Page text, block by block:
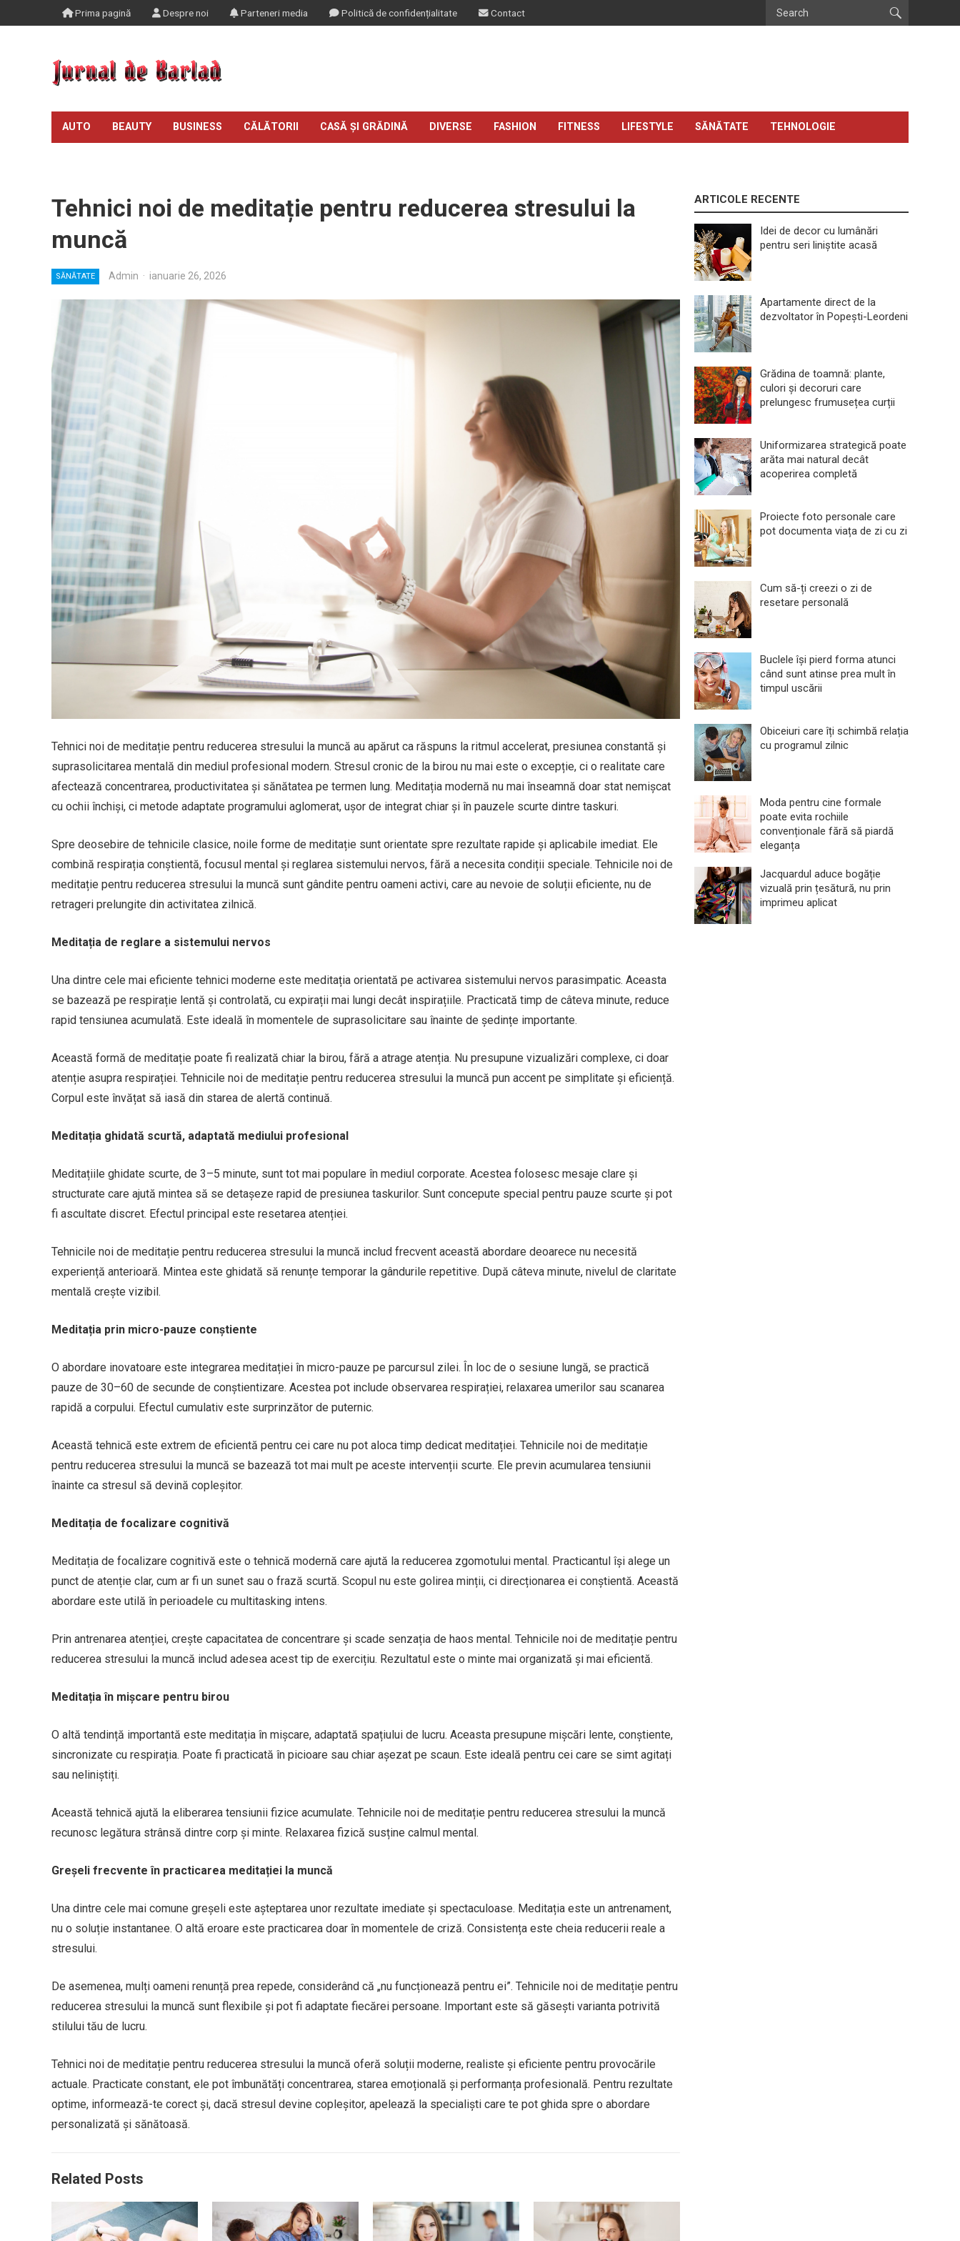
Prima pagină Despre noi Parteneri media Politică de confidențialitate Contact
AUTO BEAUTY BUSINESS CĂLĂTORII CASĂ ȘI GRĂDINĂ DIVERSE FASHION FITNESS LIFESTYLE SĂNĂTATE TEHNOLOGIE
Tehnici noi de meditație pentru reducerea stresului la
muncă
SĂNĂTATE Admin · ianuarie 26, 2026
Tehnici noi de meditație pentru reducerea stresului la muncă au apărut ca răspuns la ritmul accelerat, presiunea constantă și
suprasolicitarea mentală din mediul profesional modern. Stresul cronic de la birou nu mai este o excepție, ci o realitate care
afectează concentrarea, productivitatea și sănătatea pe termen lung. Meditația modernă nu mai înseamnă doar stat nemișcat
cu ochii închiși, ci metode adaptate programului aglomerat, ușor de integrat chiar și în pauzele scurte dintre taskuri.
Spre deosebire de tehnicile clasice, noile forme de meditație sunt orientate spre rezultate rapide și aplicabile imediat. Ele
combină respirația conștientă, focusul mental și reglarea sistemului nervos, fără a necesita condiții speciale. Tehnicile noi de
meditație pentru reducerea stresului la muncă sunt gândite pentru oameni activi, care au nevoie de soluții eficiente, nu de
retrageri prelungite din activitatea zilnică.
Meditația de reglare a sistemului nervos
Una dintre cele mai eficiente tehnici moderne este meditația orientată pe activarea sistemului nervos parasimpatic. Aceasta
se bazează pe respirație lentă și controlată, cu expirații mai lungi decât inspirațiile. Practicată timp de câteva minute, reduce
rapid tensiunea acumulată. Este ideală în momentele de suprasolicitare sau înainte de ședințe importante.
Această formă de meditație poate fi realizată chiar la birou, fără a atrage atenția. Nu presupune vizualizări complexe, ci doar
atenție asupra respirației. Tehnicile noi de meditație pentru reducerea stresului la muncă pun accent pe simplitate și eficiență.
Corpul este învățat să iasă din starea de alertă continuă.
Meditația ghidată scurtă, adaptată mediului profesional
Meditațiile ghidate scurte, de 3–5 minute, sunt tot mai populare în mediul corporate. Acestea folosesc mesaje clare și
structurate care ajută mintea să se detașeze rapid de presiunea taskurilor. Sunt concepute special pentru pauze scurte și pot
fi ascultate discret. Efectul principal este resetarea atenției.
Tehnicile noi de meditație pentru reducerea stresului la muncă includ frecvent această abordare deoarece nu necesită
experiență anterioară. Mintea este ghidată să renunțe temporar la gândurile repetitive. După câteva minute, nivelul de claritate
mentală crește vizibil.
Meditația prin micro-pauze conștiente
O abordare inovatoare este integrarea meditației în micro-pauze pe parcursul zilei. În loc de o sesiune lungă, se practică
pauze de 30–60 de secunde de conștientizare. Acestea pot include observarea respirației, relaxarea umerilor sau scanarea
rapidă a corpului. Efectul cumulativ este surprinzător de puternic.
Această tehnică este extrem de eficientă pentru cei care nu pot aloca timp dedicat meditației. Tehnicile noi de meditație
pentru reducerea stresului la muncă se bazează tot mai mult pe aceste intervenții scurte. Ele previn acumularea tensiunii
înainte ca stresul să devină copleșitor.
Meditația de focalizare cognitivă
Meditația de focalizare cognitivă este o tehnică modernă care ajută la reducerea zgomotului mental. Practicantul își alege un
punct de atenție clar, cum ar fi un sunet sau o frază scurtă. Scopul nu este golirea minții, ci direcționarea ei conștientă. Această
abordare este utilă în perioadele cu multitasking intens.
Prin antrenarea atenției, crește capacitatea de concentrare și scade senzația de haos mental. Tehnicile noi de meditație pentru
reducerea stresului la muncă includ adesea acest tip de exercițiu. Rezultatul este o minte mai organizată și mai eficientă.
Meditația în mișcare pentru birou
O altă tendință importantă este meditația în mișcare, adaptată spațiului de lucru. Aceasta presupune mișcări lente, conștiente,
sincronizate cu respirația. Poate fi practicată în picioare sau chiar așezat pe scaun. Este ideală pentru cei care se simt agitați
sau neliniștiți.
Această tehnică ajută la eliberarea tensiunii fizice acumulate. Tehnicile noi de meditație pentru reducerea stresului la muncă
recunosc legătura strânsă dintre corp și minte. Relaxarea fizică susține calmul mental.
Greșeli frecvente în practicarea meditației la muncă
Una dintre cele mai comune greșeli este așteptarea unor rezultate imediate și spectaculoase. Meditația este un antrenament,
nu o soluție instantanee. O altă eroare este practicarea doar în momentele de criză. Consistența este cheia reducerii reale a
stresului.
De asemenea, mulți oameni renunță prea repede, considerând că „nu funcționează pentru ei”. Tehnicile noi de meditație pentru
reducerea stresului la muncă sunt flexibile și pot fi adaptate fiecărei persoane. Important este să găsești varianta potrivită
stilului tău de lucru.
Tehnici noi de meditație pentru reducerea stresului la muncă oferă soluții moderne, realiste și eficiente pentru provocările
actuale. Practicate constant, ele pot îmbunătăți concentrarea, starea emoțională și performanța profesională. Pentru rezultate
optime, informează-te corect și, dacă stresul devine copleșitor, apelează la specialiști care te pot ghida spre o abordare
personalizată și sănătoasă.
Related Posts
ARTICOLE RECENTE
Idei de decor cu lumânări
pentru seri liniștite acasă
Apartamente direct de la
dezvoltator în Popești-Leordeni
Grădina de toamnă: plante,
culori și decoruri care
prelungesc frumusețea curții
Uniformizarea strategică poate
arăta mai natural decât
acoperirea completă
Proiecte foto personale care
pot documenta viața de zi cu zi
Cum să-ți creezi o zi de
resetare personală
Buclele își pierd forma atunci
când sunt atinse prea mult în
timpul uscării
Obiceiuri care îți schimbă relația
cu programul zilnic
Moda pentru cine formale
poate evita rochiile
convenționale fără să piardă
eleganța
Jacquardul aduce bogăție
vizuală prin țesătură, nu prin
imprimeu aplicat